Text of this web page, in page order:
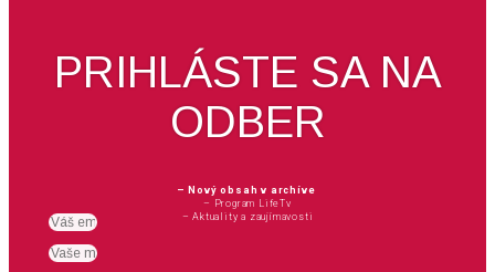
PRIHLÁSTE SA NA
ODBER
– Nový obsah v archíve
– Program LifeTv
– Aktuality a zaujímavosti